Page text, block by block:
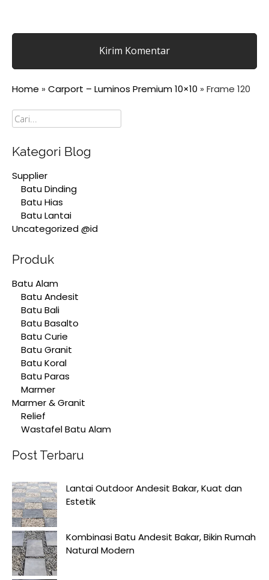
Home » Carport – Luminos Premium 10×10 » Frame 120
Cari
Kategori Blog
Supplier
Batu Dinding
Batu Hias
Batu Lantai
Uncategorized @id
Produk
Batu Alam
Batu Andesit
Batu Bali
Batu Basalto
Batu Curie
Batu Granit
Batu Koral
Batu Paras
Marmer
Marmer & Granit
Relief
Wastafel Batu Alam
Post Terbaru
Lantai Outdoor Andesit Bakar, Kuat dan
Estetik
Kombinasi Batu Andesit Bakar, Bikin Rumah
Natural Modern